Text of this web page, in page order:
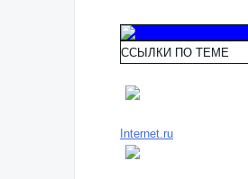
ССЫЛКИ ПО ТЕМЕ
Internet.ru